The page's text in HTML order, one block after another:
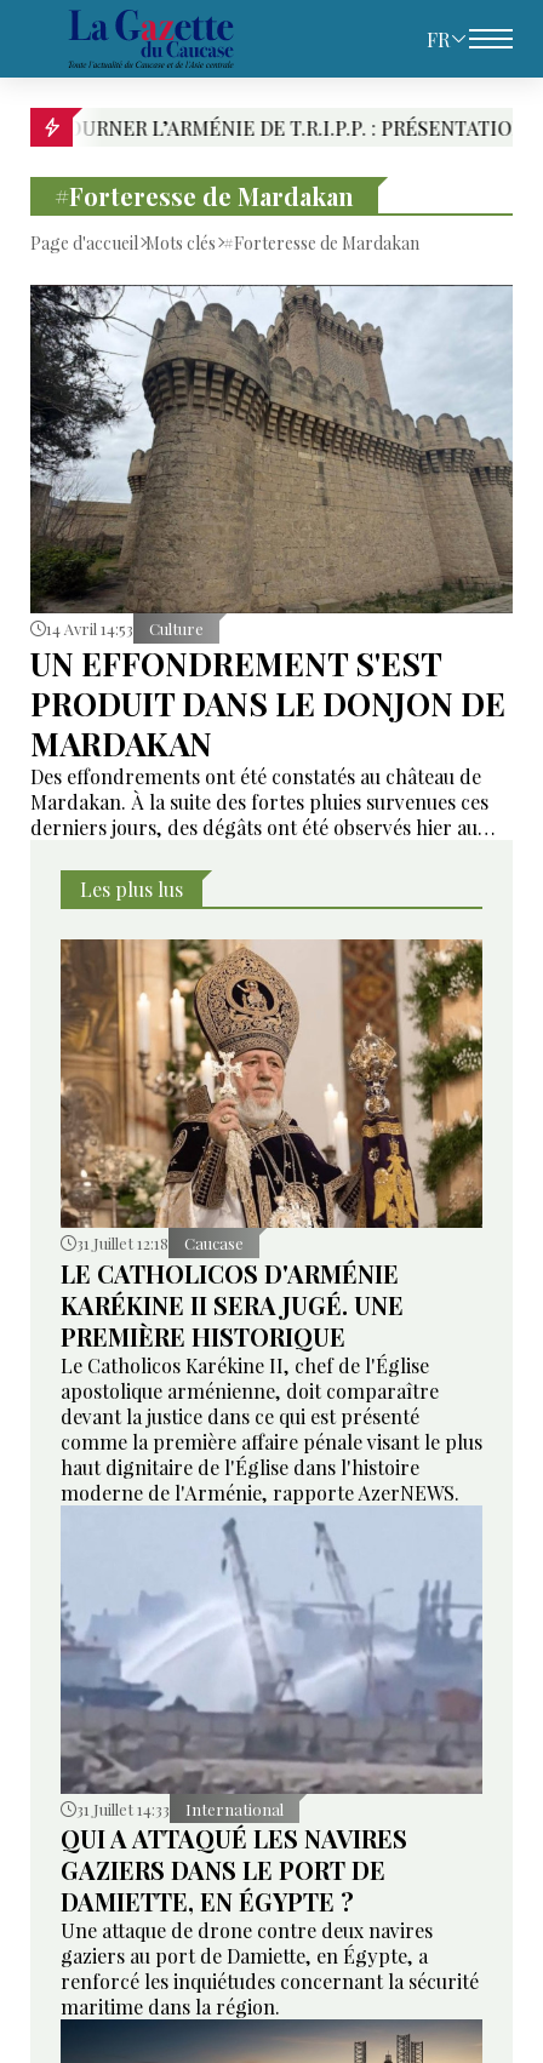
FR
L’ARMÉNIE DE T.R.I.P.P. : PRÉSENTATION DES
#Forteresse de Mardakan
Page d'accueil Mots clés #Forteresse de Mardakan
14 Avril 14:53 Culture
UN EFFONDREMENT S'EST
PRODUIT DANS LE DONJON DE
MARDAKAN
Des effondrements ont été constatés au château de
Mardakan. À la suite des fortes pluies survenues ces
derniers jours, des dégâts ont été observés hier au
intermédiaires de l’édifice.
Les plus lus
31 Juillet 12:18 Caucase
LE CATHOLICOS D'ARMÉNIE
KARÉKINE II SERA JUGÉ. UNE
PREMIÈRE HISTORIQUE
Le Catholicos Karékine II, chef de l'Église
apostolique arménienne, doit comparaître
devant la justice dans ce qui est présenté
comme la première affaire pénale visant le plus
haut dignitaire de l'Église dans l'histoire
moderne de l'Arménie, rapporte AzerNEWS.
31 Juillet 14:33 International
QUI A ATTAQUÉ LES NAVIRES
GAZIERS DANS LE PORT DE
DAMIETTE, EN ÉGYPTE ?
Une attaque de drone contre deux navires
gaziers au port de Damiette, en Égypte, a
renforcé les inquiétudes concernant la sécurité
maritime dans la région.